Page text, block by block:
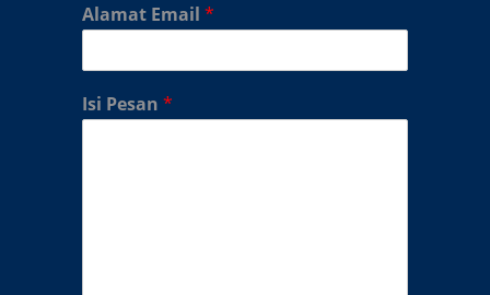
Alamat Email *
Isi Pesan *